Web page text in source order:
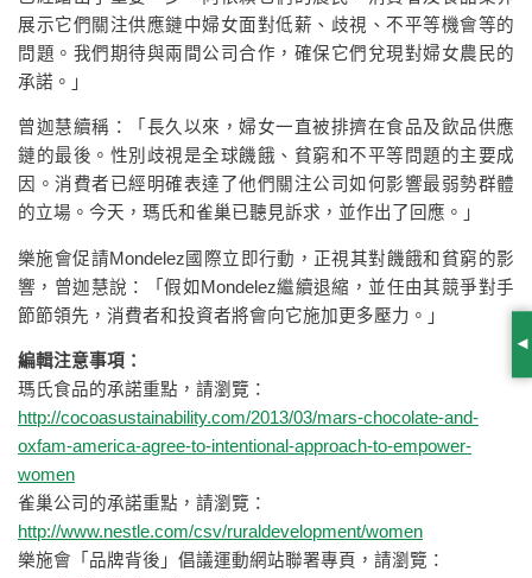
展示它們關注供應鏈中婦女面對低薪、歧視、不平等機會等的
問題。我們期待與兩間公司合作，確保它們兌現對婦女農民的
承諾。」
曾迦慧續稱：「長久以來，婦女一直被排擠在食品及飲品供應
鏈的最後。性別歧視是全球饑餓、貧窮和不平等問題的主要成
因。消費者已經明確表達了他們關注公司如何影響最弱勢群體
的立場。今天，瑪氏和雀巢已聽見訴求，並作出了回應。」
樂施會促請Mondelez國際立即行動，正視其對饑餓和貧窮的影
響，曾迦慧說：「假如Mondelez繼續退縮，並任由其競爭對手
節節領先，消費者和投資者將會向它施加更多壓力。」
編輯注意事項：
瑪氏食品的承諾重點，請瀏覽：
http://cocoasustainability.com/2013/03/mars-chocolate-and-
oxfam-america-agree-to-intentional-approach-to-empower-
women
雀巢公司的承諾重點，請瀏覽：
http://www.nestle.com/csv/ruraldevelopment/women
樂施會「品牌背後」倡議運動網站聯署專頁，請瀏覽：